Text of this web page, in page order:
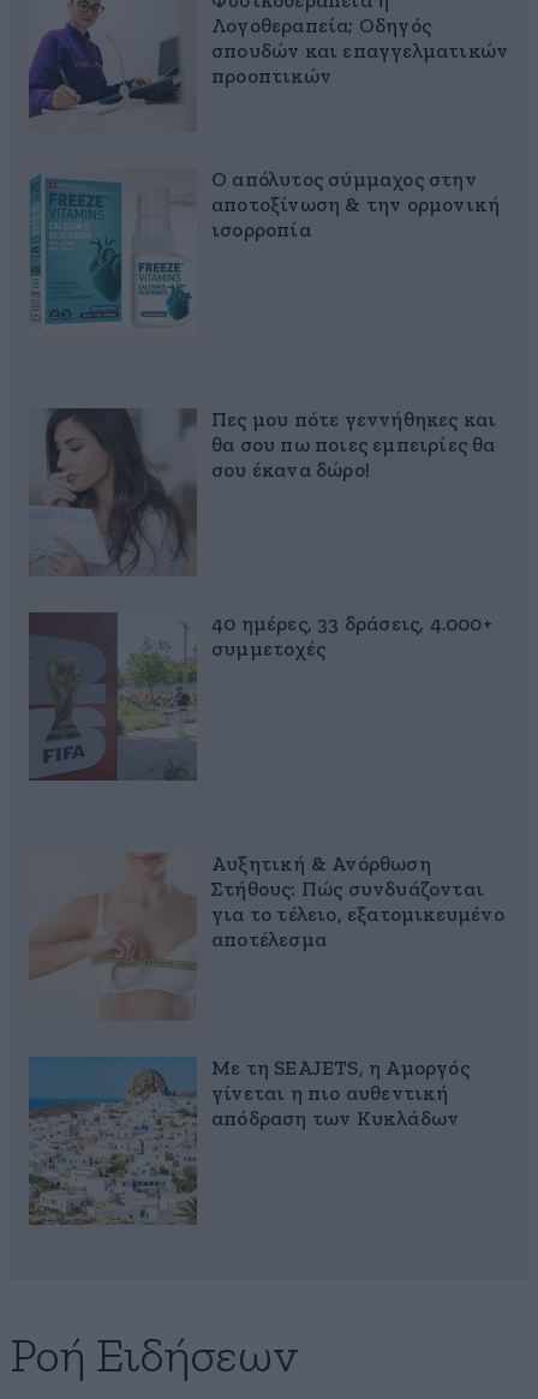
Λογοθεραπεία; Οδηγός
σπουδών και επαγγελματικών
προοπτικών
Ο απόλυτος σύμμαχος στην
αποτοξίνωση & την ορμονική
ισορροπία
Πες μου πότε γεννήθηκες και
θα σου πω ποιες εμπειρίες θα
σου έκανα δώρο!
40 ημέρες, 33 δράσεις, 4.000+
συμμετοχές
Αυξητική & Ανόρθωση
Στήθους: Πώς συνδυάζονται
για το τέλειο, εξατομικευμένο
αποτέλεσμα
Με τη SEAJETS, η Αμοργός
γίνεται η πιο αυθεντική
απόδραση των Κυκλάδων
Ροή Ειδήσεων